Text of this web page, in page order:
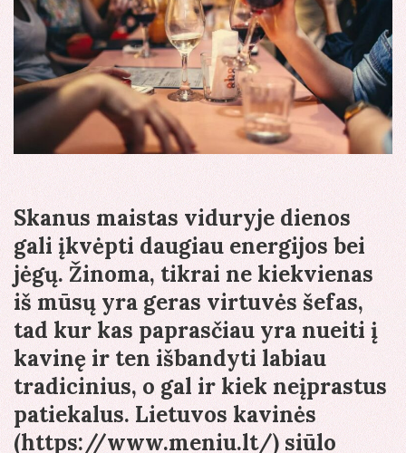
Skanus maistas viduryje dienos
gali įkvėpti daugiau energijos bei
jėgų. Žinoma, tikrai ne kiekvienas
iš mūsų yra geras virtuvės šefas,
tad kur kas paprasčiau yra nueiti į
kavinę ir ten išbandyti labiau
tradicinius, o gal ir kiek neįprastus
patiekalus. Lietuvos kavinės
(https://www.meniu.lt/) siūlo